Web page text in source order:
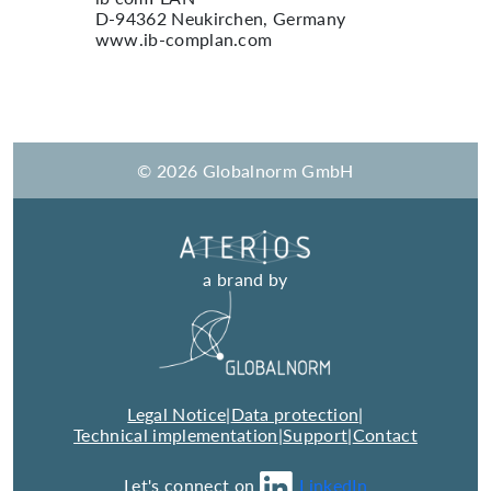
D-94362 Neukirchen, Germany
www.ib-complan.com
© 2026 Globalnorm GmbH
a brand by
Legal Notice|Data protection|
Technical implementation|Support|Contact
Let's connect on LinkedIn